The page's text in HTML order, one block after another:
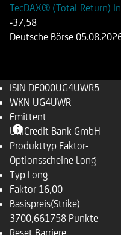
TecDAX® (Total Return)
-37,58
Deutsche Börse
ISIN DE000UG4UWR5
WKN UG4UWR
Emittent
UniCredit Bank GmbH
Produkttyp Faktor-
Optionsscheine Long
Typ Long
Faktor 16,00
Basispreis(Strike)
3700,661758 Punkte
Reset Barriere